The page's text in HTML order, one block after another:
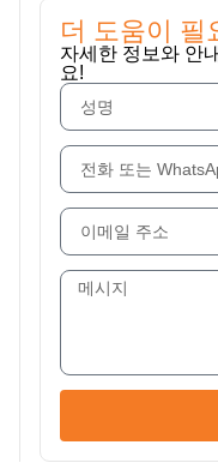
더 도움이 필
자세한 정보와 안
요!